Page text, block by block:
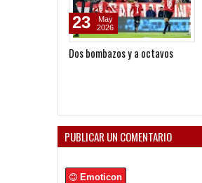
Dos bombazos y a octavos
23
May
2026
PUBLICAR UN COMENTARIO
Emoticon